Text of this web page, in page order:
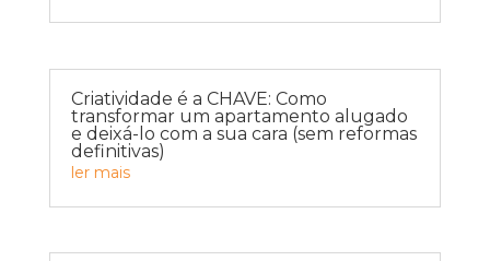
Criatividade é a CHAVE: Como
transformar um apartamento alugado
e deixá-lo com a sua cara (sem reformas
definitivas)
ler mais